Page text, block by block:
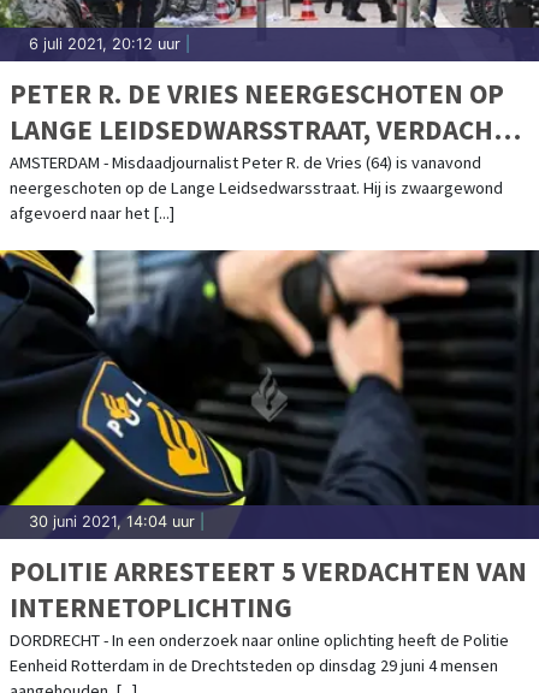
6 juli 2021, 20:12 uur
PETER R. DE VRIES NEERGESCHOTEN OP
LANGE LEIDSEDWARSSTRAAT, VERDACHTE
VOORTVLUCHTIG
AMSTERDAM - Misdaadjournalist Peter R. de Vries (64) is vanavond
neergeschoten op de Lange Leidsedwarsstraat. Hij is zwaargewond
afgevoerd naar het [...]
30 juni 2021, 14:04 uur
POLITIE ARRESTEERT 5 VERDACHTEN VAN
INTERNETOPLICHTING
DORDRECHT - In een onderzoek naar online oplichting heeft de Politie
Eenheid Rotterdam in de Drechtsteden op dinsdag 29 juni 4 mensen